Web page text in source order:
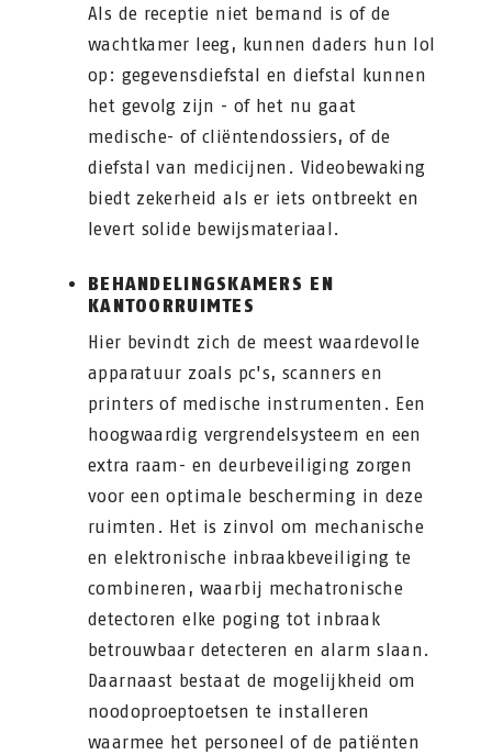
Als de receptie niet bemand is of de
wachtkamer leeg, kunnen daders hun lol
op: gegevensdiefstal en diefstal kunnen
het gevolg zijn - of het nu gaat
medische- of cliëntendossiers, of de
diefstal van medicijnen. Videobewaking
biedt zekerheid als er iets ontbreekt en
levert solide bewijsmateriaal.
BEHANDELINGSKAMERS EN
KANTOORRUIMTES
Hier bevindt zich de meest waardevolle
apparatuur zoals pc's, scanners en
printers of medische instrumenten. Een
hoogwaardig vergrendelsysteem en een
extra raam- en deurbeveiliging zorgen
voor een optimale bescherming in deze
ruimten. Het is zinvol om mechanische
en elektronische inbraakbeveiliging te
combineren, waarbij mechatronische
detectoren elke poging tot inbraak
betrouwbaar detecteren en alarm slaan.
Daarnaast bestaat de mogelijkheid om
noodoproeptoetsen te installeren
waarmee het personeel of de patiënten